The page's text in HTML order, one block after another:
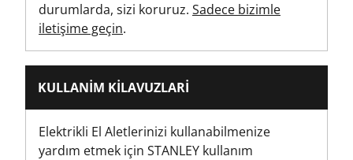
durumlarda, sizi koruruz. Sadece bizimle
iletişime geçin.
KULLANIM KILAVUZLARI
Elektrikli El Aletlerinizi kullanabilmenize
yardım etmek için STANLEY kullanım